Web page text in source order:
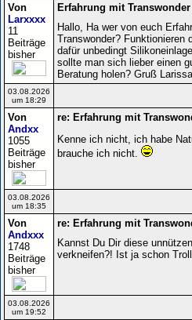
Von
Larxxxx
11
Beiträge
bisher
Erfahrung mit Transwonder
Hallo, Ha wer von euch
Transwonder? Funktionieren
dafür unbedingt
sollte man sich lieber einen
Beratung holen? Gruß Larissa
03.08.2026
um 18:29
Von
Andxx
1055
Beiträge
bisher
re: Erfahrung mit
Kenne ich nicht, ich habe
brauche ich nicht.
03.08.2026
um 18:35
Von
Andxxx
1748
Beiträge
bisher
re: Erfahrung mit
Kannst Du Dir diese
verkneifen?! Ist ja schon
03.08.2026
um 19:52